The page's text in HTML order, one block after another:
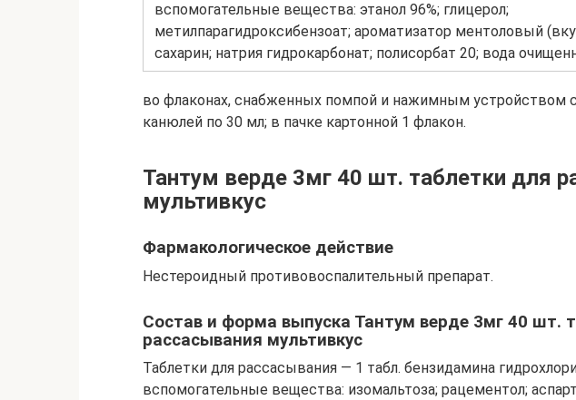
вспомогательные вещества: этанол 96%; глицерол;
метилпарагидроксибензоат; ароматизатор ментоловый
сахарин; натрия гидрокарбонат; полисорбат 20; вода
во флаконах, снабженных помпой и нажимным устройством
канюлей по 30 мл; в пачке картонной 1 флакон.
Тантум верде 3мг 40 шт. таблетки для
мультивкус
Фармакологическое действие
Нестероидный противовоспалительный препарат.
Состав и форма выпуска Тантум верде 3мг 40 шт.
рассасывания мультивкус
Таблетки для рассасывания — 1 табл. бензидамина
вспомогательные вещества: изомальтоза; рацементол;